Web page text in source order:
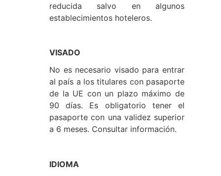
reducida salvo en algunos
establecimientos hoteleros.
VISADO
No es necesario visado para entrar
al país a los titulares con pasaporte
de la UE con un plazo máximo de
90 días. Es obligatorio tener el
pasaporte con una validez superior
a 6 meses. Consultar información.
IDIOMA